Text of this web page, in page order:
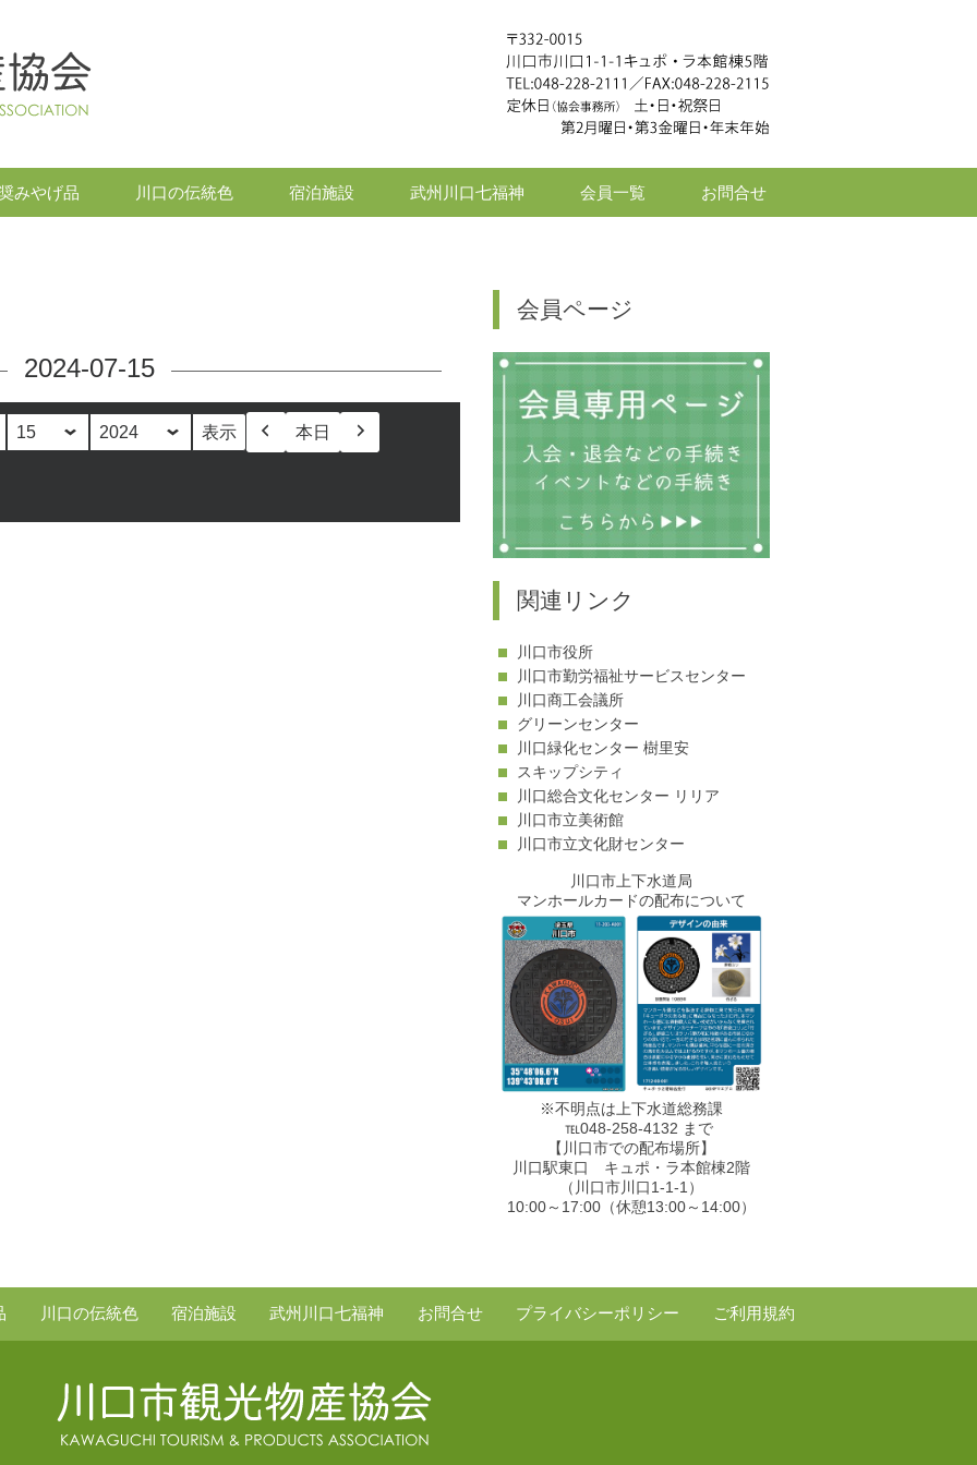
みやげ品 川口の伝統色 宿泊施設 武州川口七福神 会員一覧 お問合せ
2024-07-15
本日
会員ページ
関連リンク
川口市役所
川口市勤労福祉サービスセンター
川口商工会議所
グリーンセンター
川口緑化センター 樹里安
スキップシティ
川口総合文化センター リリア
川口市立美術館
川口市立文化財センター
川口市上下水道局
マンホールカードの配布について
※不明点は上下水道総務課
℡048-258-4132 まで
【川口市での配布場所】
川口駅東口 キュポ・ラ本館棟2階
（川口市川口1-1-1）
10:00～17:00（休憩13:00～14:00）
川口の伝統色 宿泊施設 武州川口七福神 お問合せ プライバシーポリシー ご利用規約